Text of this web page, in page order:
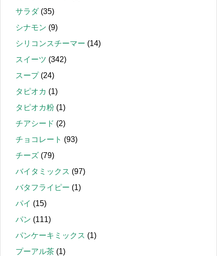
サラダ(35)
シナモン (9)
シリコンスチーマー (14)
スイーツ (342)
スープ(24)
タピオカ (1)
タピオカ粉 (1)
チアシード (2)
チョコレート (93)
チーズ (79)
バイタミックス (97)
バタフライピー (1)
パイ (15)
パン (111)
パンケーキミックス (1)
プーアル茶 (1)